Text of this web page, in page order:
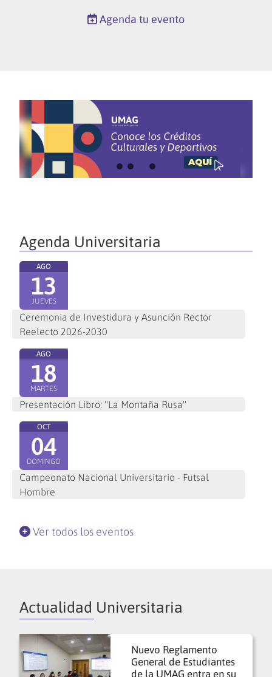
Agenda tu evento
Agenda Universitaria
AGO
13
JUEVES
Ceremonia de Investidura y Asunción Rector
Reelecto 2026-2030
AGO
18
MARTES
Presentación Libro: "La Montaña Rusa"
OCT
04
DOMINGO
Campeonato Nacional Universitario - Futsal
Hombre
Ver todos los eventos
Actualidad Universitaria
Nuevo Reglamento
General de Estudiantes
de la UMAG entra en su